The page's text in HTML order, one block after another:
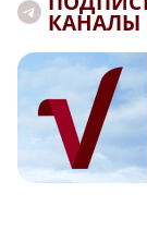
КАНАЛЫ